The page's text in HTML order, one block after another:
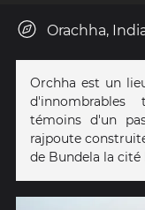
Orachha,
Orchha est un
témoins d'un
rajpoute
de Bundela la